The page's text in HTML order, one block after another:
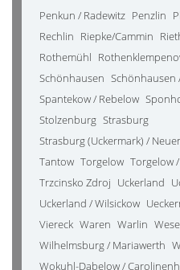
Penkun / Radewitz Penzlin
Rechlin Riepke/Cammin
Rothemühl
Schönhausen Schönhausen
Spantekow / Rebelow
Stolzenburg Strasburg
Strasburg (Uckermark) /
Tantow Torgelow Torgelow
Trzcinsko Zdroj Uckerland
Uckerland / Wilsickow
Viereck Waren Warlin
Wilhelmsburg / Mariawerth
Wokuhl-Dabelow /